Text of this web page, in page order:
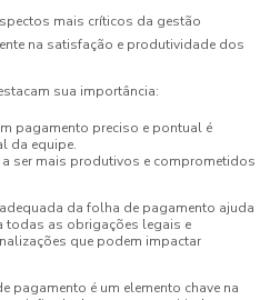
mais críticos da gestão
na satisfação e produtividade dos
sua importância:
pagamento preciso e pontual é
da equipe.
ser mais produtivos e comprometidos
da folha de pagamento ajuda
todas as obrigações legais e
que podem impactar
pagamento é um elemento chave na